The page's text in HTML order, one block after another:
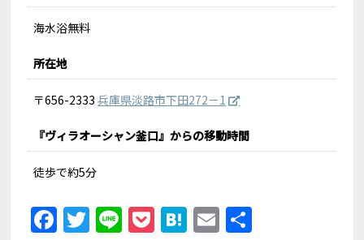
海水浴無料
所在地
〒656-2333兵庫県淡路市下田272－1
『ヴィラオーシャン釜口』からの移動時間
徒歩で約5分
Facebook
Twitter
LinePocket
Hatena
Email